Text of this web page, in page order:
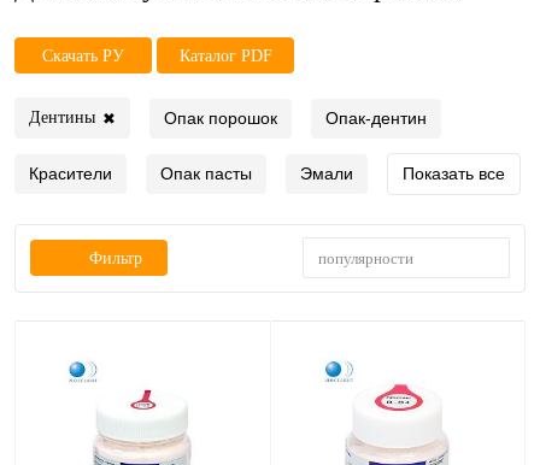
Скачать РУ Каталог PDF
Дентины ✖ Опак порошок Опак-дентин
Красители Опак пасты Эмали Показать все
Фильтр популярности